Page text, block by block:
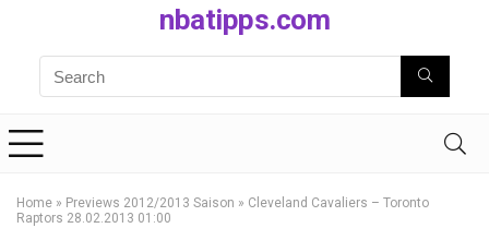
nbatipps.com
Home » Previews 2012/2013 Saison » Cleveland Cavaliers – Toronto
Raptors 28.02.2013 01:00